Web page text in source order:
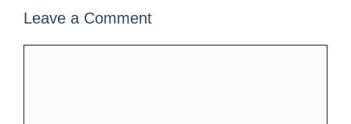
Leave a Comment